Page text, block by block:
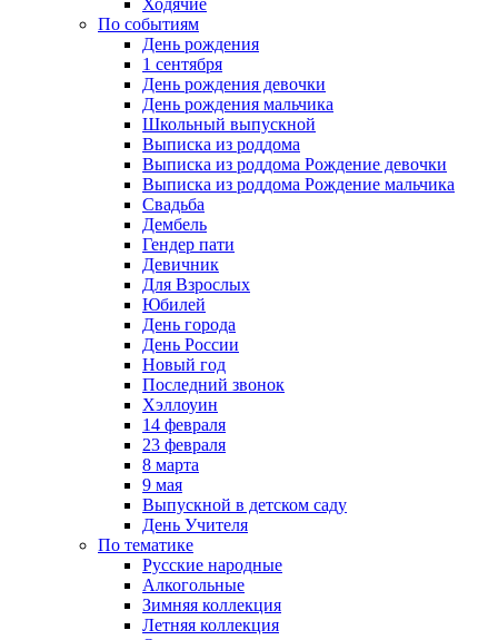
Ходячие
По событиям
День рождения
1 сентября
День рождения девочки
День рождения мальчика
Школьный выпускной
Выписка из роддома
Выписка из роддома Рождение девочки
Выписка из роддома Рождение мальчика
Свадьба
Дембель
Гендер пати
Девичник
Для Взрослых
Юбилей
День города
День России
Новый год
Последний звонок
Хэллоуин
14 февраля
23 февраля
8 марта
9 мая
Выпускной в детском саду
День Учителя
По тематике
Русские народные
Алкогольные
Зимняя коллекция
Летняя коллекция